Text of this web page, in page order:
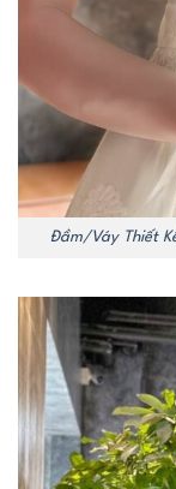
Đầm/Váy Thiết